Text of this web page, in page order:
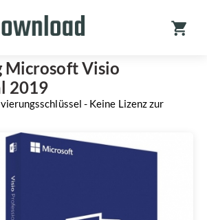
Visio
2019
- Keine Lizenz zur